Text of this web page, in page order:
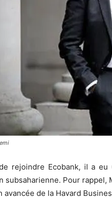
rejoindre Ecobank, il a eu
subsaharienne. Pour rappel,
avancée de la Havard